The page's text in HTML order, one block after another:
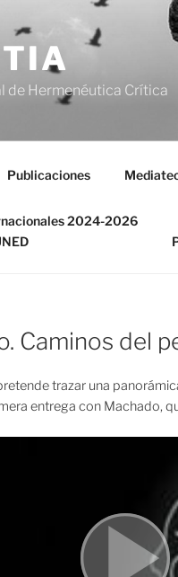
de Hermenéutica Crítica
Publicaciones
2024-2026
Caminos del
trazar una
entrega con Machado,